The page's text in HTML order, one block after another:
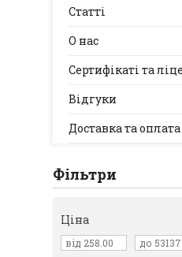
Статті
О нас
Сертифікаті та
Відгуки
Доставка та оплата
Фільтри
Ціна